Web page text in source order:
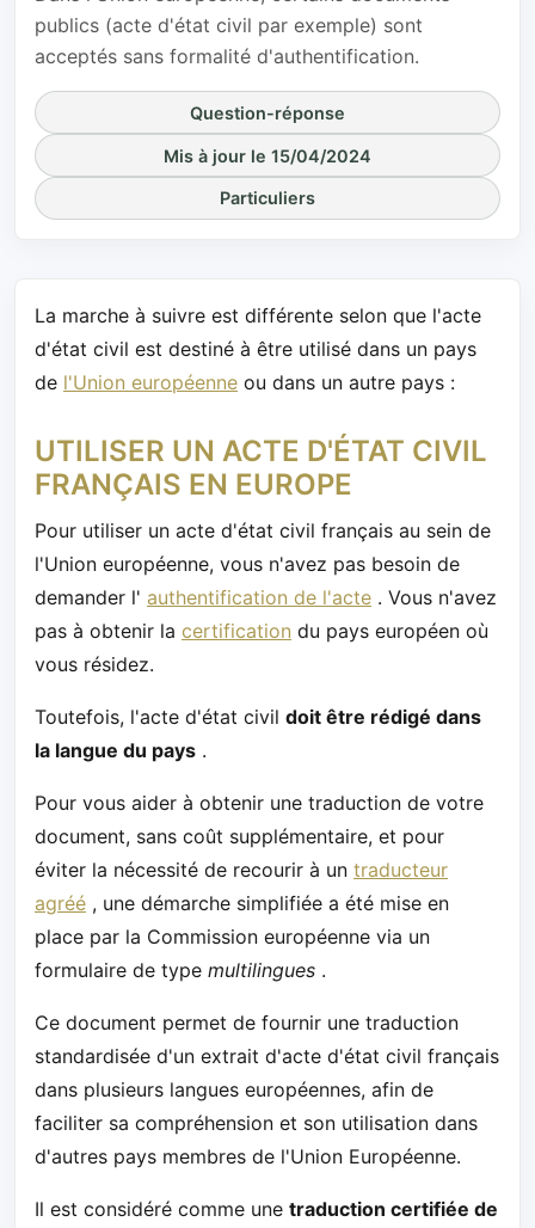
publics (acte d'état civil par exemple) sont
acceptés sans formalité d'authentification.
Question-réponse
Mis à jour le 15/04/2024
Particuliers
La marche à suivre est différente selon que l'acte
d'état civil est destiné à être utilisé dans un pays
de l'Union européenne ou dans un autre pays :
UTILISER UN ACTE D'ÉTAT CIVIL
FRANÇAIS EN EUROPE
Pour utiliser un acte d'état civil français au sein de
l'Union européenne, vous n'avez pas besoin de
demander l' authentification de l'acte . Vous n'avez
pas à obtenir la certification du pays européen où
vous résidez.
Toutefois, l'acte d'état civil doit être rédigé dans
la langue du pays .
Pour vous aider à obtenir une traduction de votre
document, sans coût supplémentaire, et pour
éviter la nécessité de recourir à un traducteur
agréé , une démarche simplifiée a été mise en
place par la Commission européenne via un
formulaire de type multilingues .
Ce document permet de fournir une traduction
standardisée d'un extrait d'acte d'état civil français
dans plusieurs langues européennes, afin de
faciliter sa compréhension et son utilisation dans
d'autres pays membres de l'Union Européenne.
Il est considéré comme une traduction certifiée de